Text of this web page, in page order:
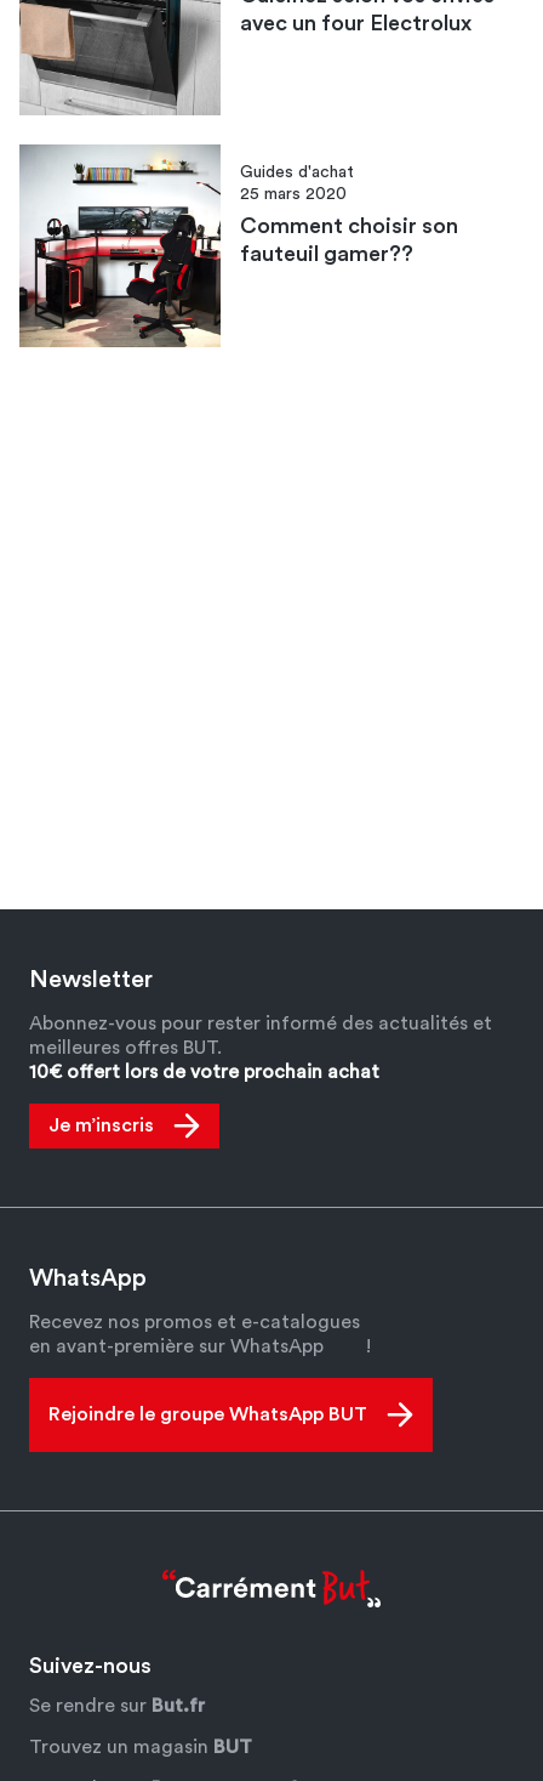
avec un four Electrolux
Guides d'achat
25 mars 2020
Comment choisir son
fauteuil gamer??
Newsletter
Abonnez-vous pour rester informé des actualités et
meilleures offres BUT.
10€ offert lors de votre prochain achat
Je m’inscris
WhatsApp
Recevez nos promos et e-catalogues
en avant-première sur WhatsApp
!
Rejoindre le groupe WhatsApp BUT
Suivez-nous
Se rendre sur But.fr
Trouvez un magasin BUT